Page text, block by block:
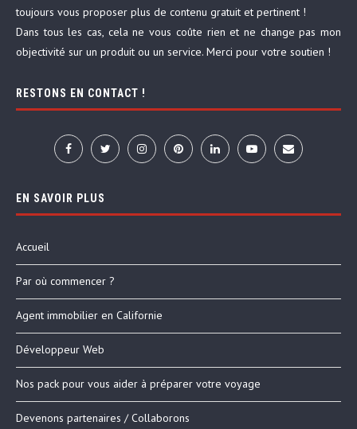
toujours vous proposer plus de contenu gratuit et pertinent !
Dans tous les cas, cela ne vous coûte rien et ne change pas mon
objectivité sur un produit ou un service. Merci pour votre soutien !
RESTONS EN CONTACT !
EN SAVOIR PLUS
Accueil
Par où commencer ?
Agent immobilier en Californie
Développeur Web
Nos pack pour vous aider à préparer votre voyage
Devenons partenaires / Collaborons